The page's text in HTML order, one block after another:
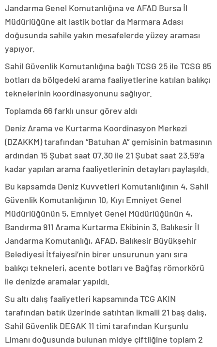
Jandarma Genel Komutanlığına ve AFAD Bursa İl
Müdürlüğüne ait lastik botlar da Marmara Adası
doğusunda sahile yakın mesafelerde yüzey araması
yapıyor.
Sahil Güvenlik Komutanlığına bağlı TCSG 25 ile TCSG 85
botları da bölgedeki arama faaliyetlerine katılan balıkçı
teknelerinin koordinasyonunu sağlıyor.
Toplamda 66 farklı unsur görev aldı
Deniz Arama ve Kurtarma Koordinasyon Merkezi
(DZAKKM) tarafından “Batuhan A” gemisinin batmasının
ardından 15 Şubat saat 07.30 ile 21 Şubat saat 23.59’a
kadar yapılan arama faaliyetlerinin detayları paylaşıldı.
Bu kapsamda Deniz Kuvvetleri Komutanlığının 4, Sahil
Güvenlik Komutanlığının 10, Kıyı Emniyet Genel
Müdürlüğünün 5, Emniyet Genel Müdürlüğünün 4,
Bandırma 911 Arama Kurtarma Ekibinin 3, Balıkesir İl
Jandarma Komutanlığı, AFAD, Balıkesir Büyükşehir
Belediyesi İtfaiyesi’nin birer unsurunun yanı sıra
balıkçı tekneleri, acente botları ve Bağfaş römorkörü
ile denizde aramalar yapıldı.
Su altı dalış faaliyetleri kapsamında TCG AKIN
tarafından batık üzerinde satıhtan ikmalli 21 baş dalış,
Sahil Güvenlik DEGAK 11 timi tarafından Kurşunlu
Limanı doğusunda bulunan midye çiftliğine toplam 2